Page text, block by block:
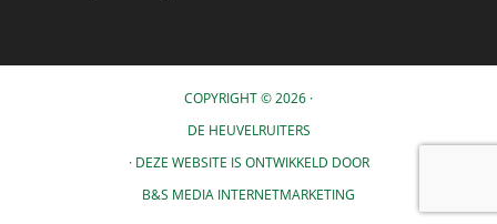
COPYRIGHT © 2026 ·
DE HEUVELRUITERS
· DEZE WEBSITE IS ONTWIKKELD DOOR
B&S MEDIA INTERNETMARKETING